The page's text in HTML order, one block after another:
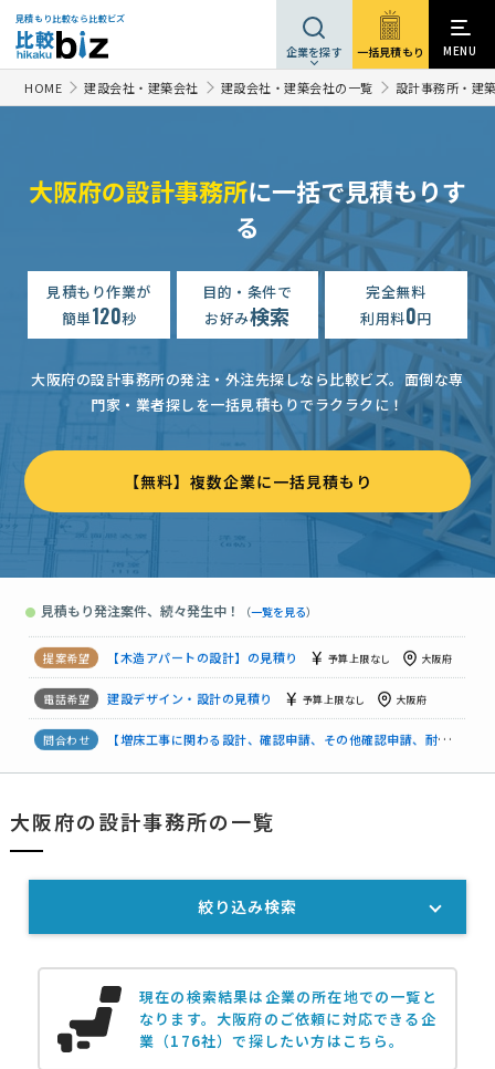
見積もり比較なら比較ビズ
企業を探す 一括見積もり MENU
HOME 建設会社・建築会社 建設会社・建築会社の一覧 設計事務所・建
大阪府の設計事務所に一括で見積もりす
る
見積もり作業が
簡単120秒
目的・条件で
お好み検索
完全無料
利用料0円
大阪府の設計事務所の発注・外注先探しなら比較ビズ。面倒な専
門家・業者探しを一括見積もりでラクラクに！
【無料】複数企業に一括見積もり
● 見積もり発注案件、続々発生中！ （一覧を見る）
建設デザイン・設計の見積り 相談して決めたい 大阪府
【木造アパートの設計】の見積り 予算上限なし 大阪府
建設デザイン・設計の見積り 予算上限なし 大阪府
【増床工事に関わる設計、確認申請、その他確認申請、耐火等々】の見積り依頼
【大阪市天王寺区のボリュームチェック】建設デザイン・設計の見積り
建設デザイン・設計の見積り 70万円まで 大阪府
建設デザイン・設計の見積り 予算上限なし
【新たな平面図・配置図の作成依頼】建設デザイン・設計の見積り
建設デザイン・設計の見積り 予算上限なし 大阪府
【大阪府近郊で土地購入から新築アパート建築】建設デザイン・設計の見積り
建設デザイン・設計の見積り 相談して決めたい 大阪府
【木造アパートの設計】の見積り 予算上限なし 大阪府
建設デザイン・設計の見積り 予算上限なし 大阪府
【増床工事に関わる設計、確認申請、その他確認申請、耐火等々】の見積り依頼
【大阪市天王寺区のボリュームチェック】建設デザイン・設計の見積り
大阪府の設計事務所の一覧
現在の検索結果は企業の所在地での一覧と
なります。 大阪府のご依頼に対応できる企
業（176社）で探したい方はこちら。
絞り込み検索